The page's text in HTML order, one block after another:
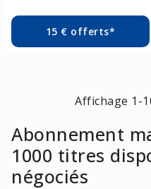
15 € offerts*
Affichage 1-
Abonnement
1000 titres
négociés